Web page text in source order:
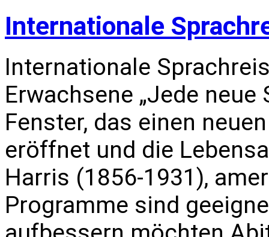
Internationale
Internationale
Erwachsene „Jede
Fenster, das einen
eröffnet und die
Harris (1856-1931),
Programme sind